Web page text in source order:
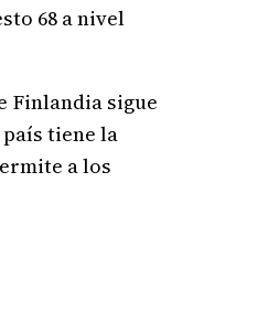
68 a nivel
Finlandia sigue
tiene la
a los